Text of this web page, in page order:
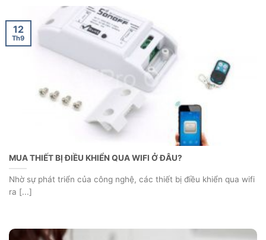
MUA THIẾT BỊ ĐIỀU KHIỂN QUA WIFI Ở ĐÂU?
Nhờ sự phát triển của công nghệ, các thiết bị điều khiển qua wifi
ra [...]
12
Th9